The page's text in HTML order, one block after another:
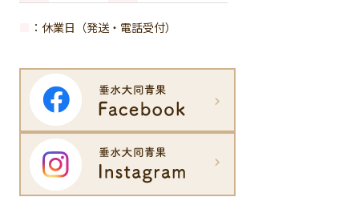
：休業日（発送・電話受付）